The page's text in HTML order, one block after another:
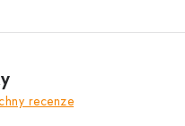
recenze